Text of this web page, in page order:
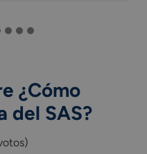
¿Cómo
del SAS?